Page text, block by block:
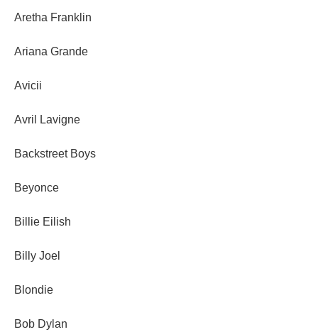
Aretha Franklin
Ariana Grande
Avicii
Avril Lavigne
Backstreet Boys
Beyonce
Billie Eilish
Billy Joel
Blondie
Bob Dylan